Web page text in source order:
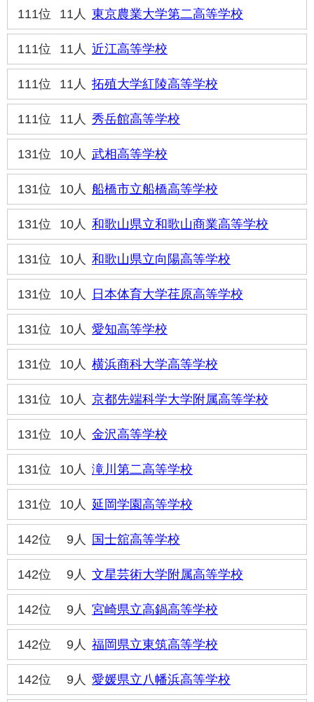
111位 11人 東京農業大学第二高等学校
111位 11人 近江高等学校
111位 11人 拓殖大学紅陵高等学校
111位 11人 秀岳館高等学校
131位 10人 武相高等学校
131位 10人 船橋市立船橋高等学校
131位 10人 和歌山県立和歌山商業高等学校
131位 10人 和歌山県立向陽高等学校
131位 10人 日本体育大学荏原高等学校
131位 10人 愛知高等学校
131位 10人 横浜商科大学高等学校
131位 10人 京都先端科学大学附属高等学校
131位 10人 金沢高等学校
131位 10人 滝川第二高等学校
131位 10人 延岡学園高等学校
142位 9人 国士舘高等学校
142位 9人 文星芸術大学附属高等学校
142位 9人 宮崎県立高鍋高等学校
142位 9人 福岡県立東筑高等学校
142位 9人 愛媛県立八幡浜高等学校